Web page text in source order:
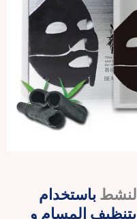
باستخدام
المسام و